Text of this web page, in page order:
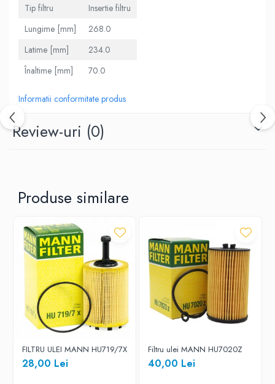
Tip filtru
Insertie filtru
Lungime [mm]
268.0
Latime [mm]
234.0
Înaltime [mm]
70.0
Informatii conformitate produs
Review-uri (0)
Produse similare
FILTRU ULEI MANN HU719/7X
28,00 Lei
Filtru ulei MANN HU7020Z
40,00 Lei